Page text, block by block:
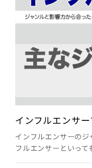
インフルエンサ
インフルエンサーの
フルエンサーといっ